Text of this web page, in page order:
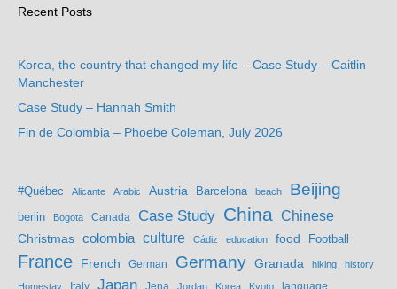
Recent Posts
Korea, the country that changed my life – Case Study – Caitlin
Manchester
Case Study – Hannah Smith
Fin de Colombia – Phoebe Coleman, July 2026
#Québec Alicante Arabic Austria Barcelona beach Beijing
berlin Bogota Canada Case Study China Chinese
Christmas colombia culture Cádiz education food Football
France French German Germany Granada hiking history
Homestay Italy Japan Jordan Korea Kyoto